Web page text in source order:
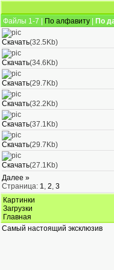
Файлы 1-7 |
По алфавиту По
Скачать(32.5Kb)
Скачать(34.6Kb)
Скачать(29.7Kb)
Скачать(32.2Kb)
Скачать(37.1Kb)
Скачать(29.7Kb)
Скачать(27.1Kb)
Далее »
Страница: 1, 2, 3
Картинки
Загрузки
Главная
Самый настоящий эксклюзив